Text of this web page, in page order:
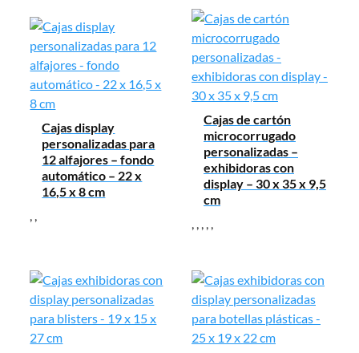
Cajas display
personalizadas para
12 alfajores – fondo
automático – 22 x
16,5 x 8 cm
, ,
Cajas de cartón
microcorrugado
personalizadas –
exhibidoras con
display – 30 x 35 x 9,5
cm
, , , , ,